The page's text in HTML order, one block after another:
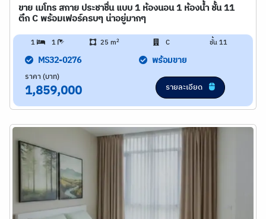
ขาย เมโทร สกาย ประชาชื่น แบบ 1 ห้องนอน 1 ห้องน้ำ ชั้น 11
ตึก C พร้อมเฟอร์ครบๆ น่าอยู่มากๆ
1 1 25 m2 C ชั้น 11
MS32-0276 พร้อมขาย
ราคา (บาท)
1,859,000 รายละเอียด